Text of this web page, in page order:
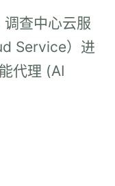
查中心云服
Service）进
代理 (AI